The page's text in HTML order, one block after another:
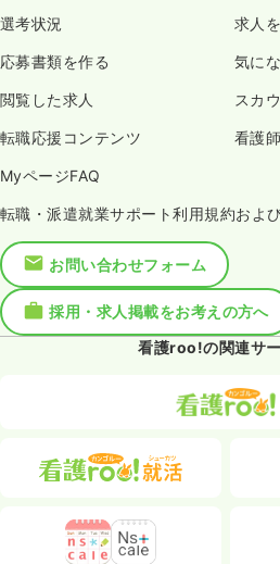
選考状況 求人
応募書類を作る 気に
閲覧した求人 スカ
転職応援コンテンツ 看護
MyページFAQ
転職・派遣就業サポート利用規約およ
お問い合わせフォーム
採用・求人掲載をお考えの方へ
看護roo!の関連サ